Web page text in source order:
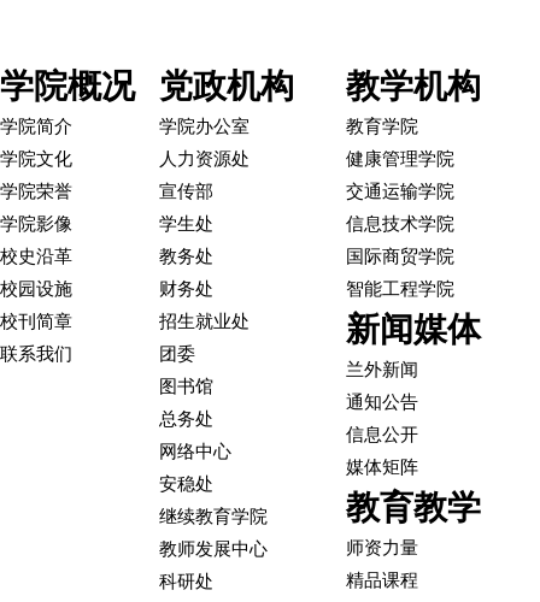
学院概况
学院简介
学院文化
学院荣誉
学院影像
校史沿革
校园设施
校刊简章
联系我们
党政机构
学院办公室
人力资源处
宣传部
学生处
教务处
财务处
招生就业处
团委
图书馆
总务处
网络中心
安稳处
继续教育学院
教师发展中心
科研处
教学机构
教育学院
健康管理学院
交通运输学院
信息技术学院
国际商贸学院
智能工程学院
新闻媒体
兰外新闻
通知公告
信息公开
媒体矩阵
教育教学
师资力量
精品课程